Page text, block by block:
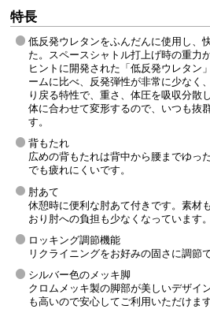
特長
低反発ウレタンをふんだんに使用し、
た。スペースシャトル打上げ時の重力
ヒントに開発された「低反発ウレタン
ームに比べ、反発弾性が非常に少なく
り戻る特性で、重さ、体圧を吸収分散
体に合わせて変形するので、いつも抜
す。
背もたれ
広めの背もたれは背中から腰までゆっ
でも疲れにくいです。
肘あて
休憩時に便利な肘あて付きです。素材
おり肘への負担も少なくなっています。
ロッキング調節機能
リクライニングをお好みの固さに調節
シルバー色のメッキ脚
クロムメッキ製の脚部が美しいデザイ
も高いので安心してご利用いただけます